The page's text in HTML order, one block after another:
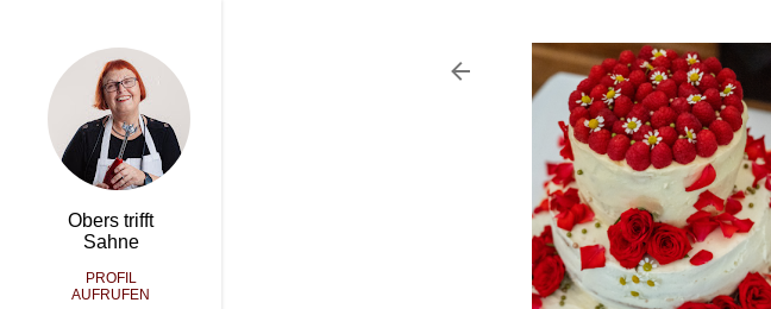
Obers trifft
Sahne
PROFIL
AUFRUFEN